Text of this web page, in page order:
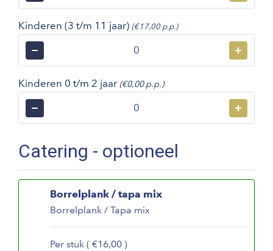
Kinderen (3 t/m 11 jaar) (€17,00 p.p.)
− +
Kinderen 0 t/m 2 jaar (€0,00 p.p.)
− +
Catering - optioneel
Borrelplank / tapa mix
Borrelplank / Tapa mix
Per stuk ( €16,00 )